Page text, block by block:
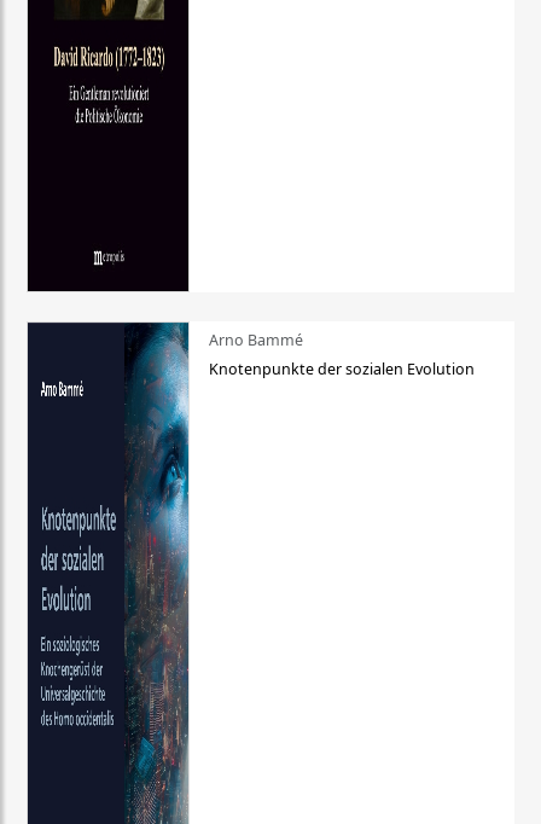
Arno Bammé
Knotenpunkte der sozialen Evolution